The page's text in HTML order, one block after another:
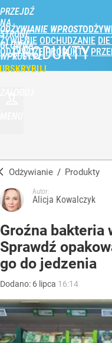
PRZEJDŹ
NA
STRONĘ
GŁÓWNĄ
WPROST.PL
ODŻYWIANIE WPROST
ŻYWIENIE ODCHUDZANIE
ODŻYWCZE PRODUKTY
PRODUKTY
Odżywianie / Produkty
Autor:
Alicja Kowalczyk
Groźna bakteria
Sprawdź
go do jedzenia
Dodano: 6 lipca 16:14